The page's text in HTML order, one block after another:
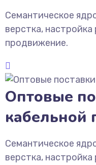
Семантическое
верстка, настройка
продвижение.
Оптовые
кабельной
Семантическое
верстка, настройка